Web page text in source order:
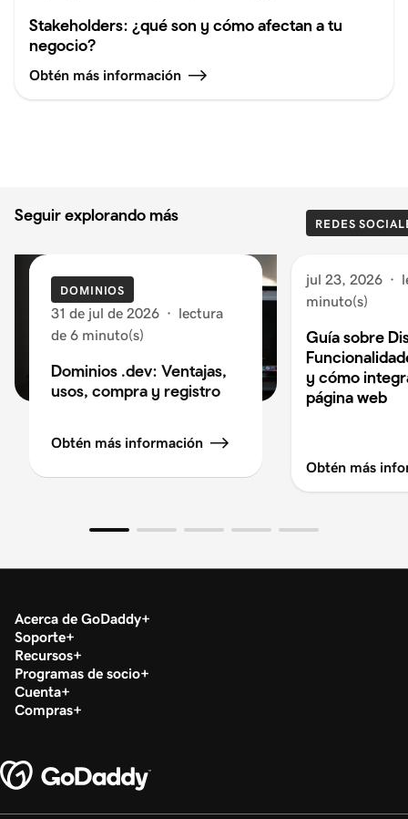
Stakeholders: ¿qué son y cómo afectan a tu
negocio?
Obtén más información
Seguir explorando más
DOMINIOS
31 de jul de 2026 · lectura
de 6 minuto(s)
Dominios .dev: Ventajas,
usos, compra y registro
Obtén más información
REDES
jul 23, 2026 ·
minuto(s)
Guía sobre
y cómo
página web
Obtén más
Acerca de GoDaddy
Soporte
Recursos
Programas de socio
Cuenta
Compras